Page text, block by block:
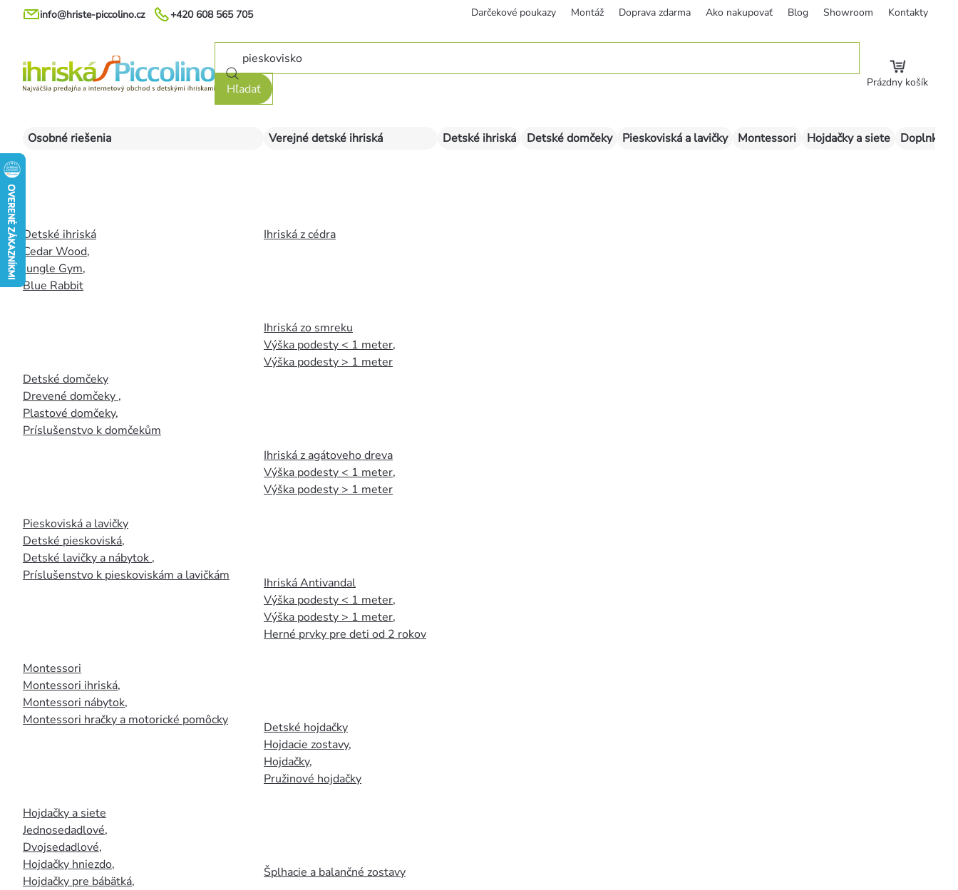
Prejsť
+420 608 565 705
info@hriste-piccolino.cz Darčekové poukazy Montáž Doprava zdarma Ako nakupovať Blog Showroom Kontakty
Hľadať Prázdny košík
Osobné riešenia
Detské ihriská
Cedar Wood,
Jungle Gym,
Blue Rabbit
Detské domčeky
Drevené domčeky ,
Plastové domčeky,
Príslušenstvo k domčekům
Pieskoviská a lavičky
Detské pieskoviská,
Detské lavičky a nábytok ,
Príslušenstvo k pieskoviskám a lavičkám
Montessori
Montessori ihriská,
Montessori nábytok,
Montessori hračky a motorické pomôcky
Hojdačky a siete
Jednosedadlové,
Dvojsedadlové,
Hojdačky hniezdo,
Hojdačky pre bábätká,
Verejné detské ihriská
Ihriská z cédra
Ihriská zo smreku
Výška podesty < 1 meter,
Výška podesty > 1 meter
Ihriská z agátoveho dreva
Výška podesty < 1 meter,
Výška podesty > 1 meter
Ihriská Antivandal
Výška podesty < 1 meter,
Výška podesty > 1 meter,
Herné prvky pre deti od 2 rokov
Detské hojdačky
Hojdacie zostavy,
Hojdačky,
Pružinové hojdačky
Šplhacie a balančné zostavy
Detské ihriská Detské domčeky Pieskoviská a lavičky Montessori Hojdačky a siete Doplnky